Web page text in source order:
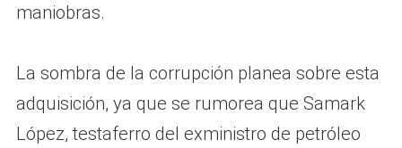
maniobras.
La sombra de la corrupción planea sobre esta
adquisición, ya que se rumorea que Samark
López, testaferro del exministro de petróleo